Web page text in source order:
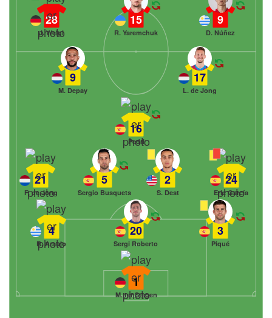
9
D. Núñez
15
R. Yaremchuk
28
J. Weigl
1
M. ter Stegen
4
R. Araujo
20
Sergi Roberto
3
Piqué
21
F. de Jong
5
Sergio Busquets
2
S. Dest
24
Eric García
16
Pedri
9
M. Depay
17
L. de Jong